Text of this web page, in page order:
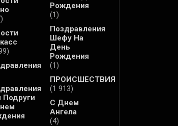
Подруги
Рождения
(1)
Поздравления
Шефу На
День
Рождения
(1)
ПРОИСШЕСТВИЯ
(1 913)
С Днем
Ангела
(4)